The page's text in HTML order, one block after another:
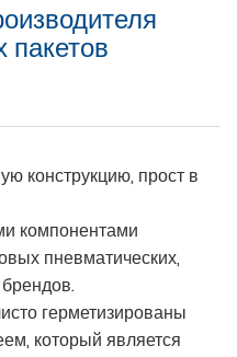
конструкцию, прост в
компонентами
пневматических,
герметизированы
который является